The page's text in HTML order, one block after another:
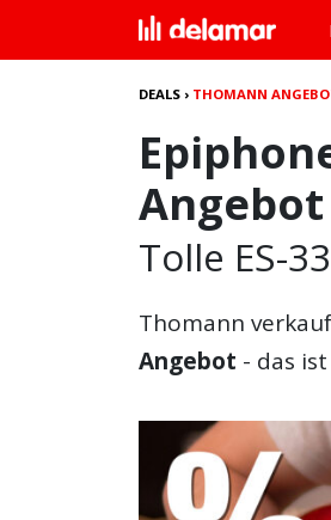
DEALS › THOMANN
Angebot
Tolle ES-
Thomann
Angebot - das